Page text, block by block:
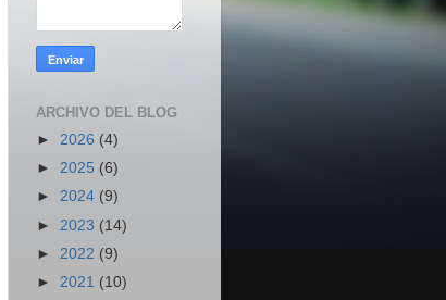
ARCHIVO DEL BLOG
► 2026 (4)
► 2025 (6)
► 2024 (9)
► 2023 (14)
► 2022 (9)
► 2021 (10)